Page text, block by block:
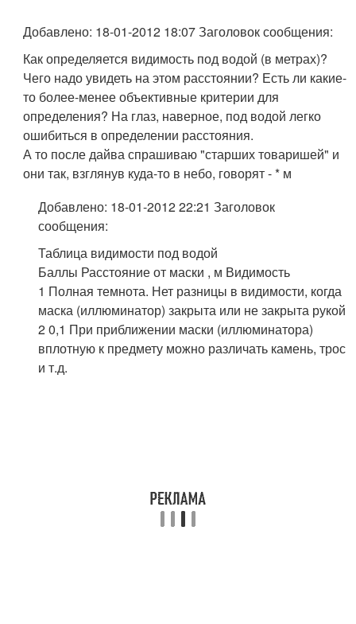
Добавлено: 18-01-2012 18:07 Заголовок сообщения:
Как определяется видимость под водой (в метрах)?
Чего надо увидеть на этом расстоянии? Есть ли какие-
то более-менее объективные критерии для
определения? На глаз, наверное, под водой легко
ошибиться в определении расстояния.
А то после дайва спрашиваю "старших товаришей" и
они так, взглянув куда-то в небо, говорят - * м
Добавлено: 18-01-2012 22:21 Заголовок
сообщения:
Таблица видимости под водой
Баллы Расстояние от маски , м Видимость
1 Полная темнота. Нет разницы в видимости, когда
маска (иллюминатор) закрыта или не закрыта рукой
2 0,1 При приближении маски (иллюминатора)
вплотную к предмету можно различать камень, трос
и т.д.